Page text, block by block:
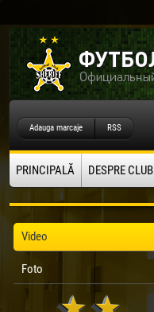
Adauga marcaje RSS
PRINCIPALĂ DESPRE CLUB
Video
Foto